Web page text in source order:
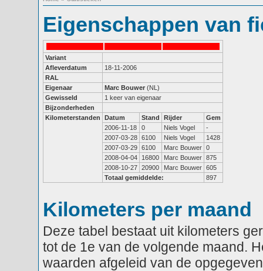
Eigenschappen van
Variant
Afleverdatum
18-11-2006
RAL
Eigenaar
Marc Bouwer (NL)
Gewisseld
1 keer van eigenaar
Bijzonderheden
Kilometerstanden
Datum Stand Rijder
Gem
2006-11-18
0 Niels Vogel
-
2007-03-28 6100 Niels Vogel
1428
2007-03-29 6100 Marc Bouwer 0
2008-04-04
16800 Marc Bouwer 875
2008-10-27 20900 Marc Bouwer 605
Totaal gemiddelde:
897
Kilometers per maand
Deze tabel bestaat uit kilometers
tot de 1e van de volgende maand.
waarden afgeleid van de